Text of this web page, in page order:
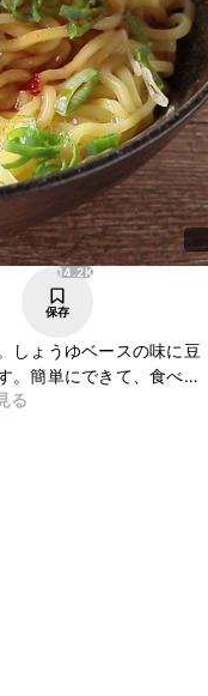
14.2K
保存
しょうゆベースの味に豆
。簡単にできて、食べ応
ですよ。ぜひ作ってみて
る